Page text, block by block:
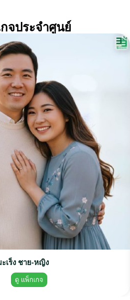
จประจำศูนย์
เร็ง ชาย-หญิง
ดู แพ็กเกจ